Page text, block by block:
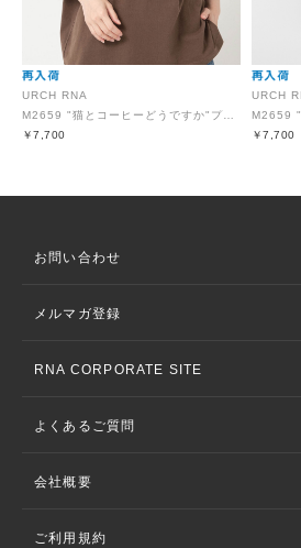
URCH RNA
M2659 "猫とコーヒーどうですか"プリント半Ｔ
￥7,700
URCH
￥7,700
お問い合わせ
メルマガ登録
RNA CORPORATE SITE
よくあるご質問
会社概要
ご利用規約